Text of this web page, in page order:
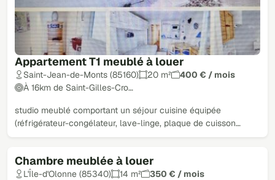
Appartement T1 meublé à louer
Saint-Jean-de-Monts (85160) 20 m²
400 € / mois
À 16km de Saint-Gilles-Cro…
studio meublé comportant un séjour cuisine équipée
(réfrigérateur-congélateur, lave-linge, plaque de cuisson…
Chambre meublée à louer
Loué
L'Île-d'Olonne (85340) 14 m²
350 € / mois